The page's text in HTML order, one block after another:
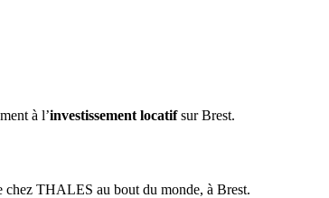
à l’investissement locatifsur Brest.
chez THALES au bout du monde, à Brest.